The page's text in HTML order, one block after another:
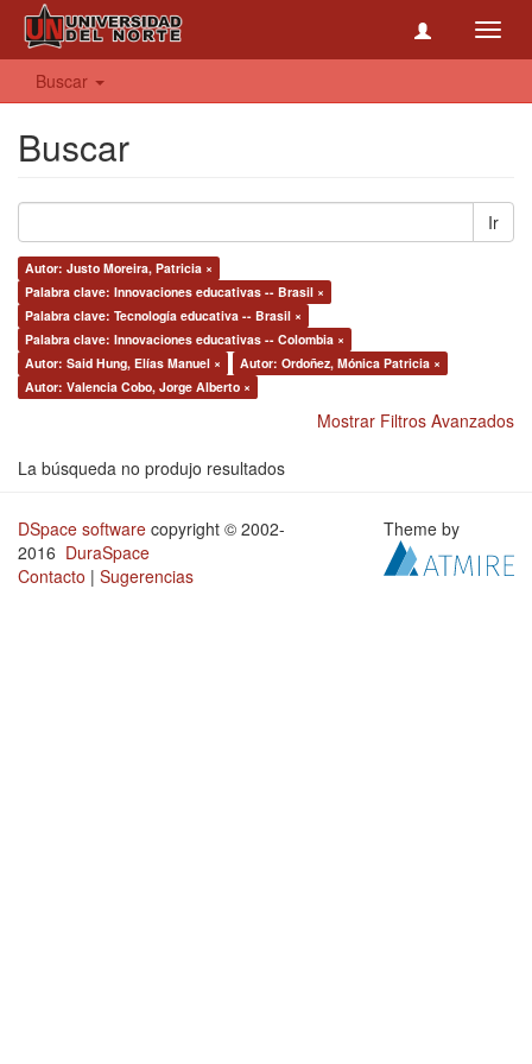
Buscar
Buscar
Ir
Autor: Justo Moreira, Patricia ×
Palabra clave: Innovaciones educativas -- Brasil ×
Palabra clave: Tecnología educativa -- Brasil ×
Palabra clave: Innovaciones educativas -- Colombia ×
Autor: Said Hung, Elías Manuel ×
Autor: Ordoñez, Mónica Patricia ×
Autor: Valencia Cobo, Jorge Alberto ×
Mostrar Filtros Avanzados
La búsqueda no produjo resultados
DSpace software copyright © 2002-
2016 DuraSpace
Contacto | Sugerencias
Theme by